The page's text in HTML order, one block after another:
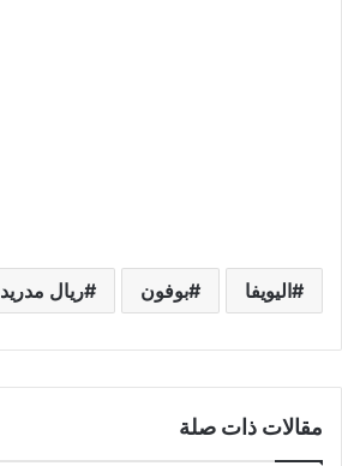
اليويفا بوفون ريال مدريد
مقالات ذات صلة